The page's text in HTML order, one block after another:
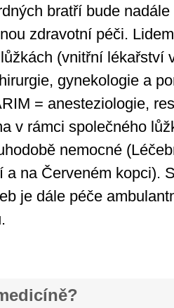
bratří bude
zdravotní péči.
(vnitřní lékařství
gynekologie a
= anesteziologie,
v rámci společného
nemocné
a na Červeném kopci).
je dále péče